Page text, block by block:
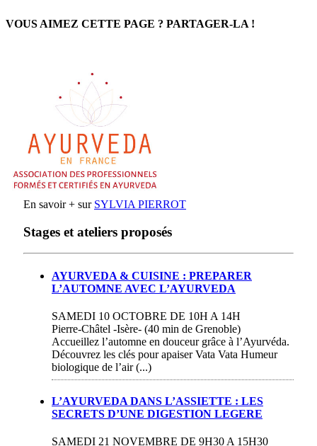
VOUS AIMEZ CETTE PAGE ? PARTAGER-LA !
En savoir + sur SYLVIA PIERROT
Stages et ateliers proposés
AYURVEDA & CUISINE : PREPARER
L’AUTOMNE AVEC L’AYURVEDA
SAMEDI 10 OCTOBRE DE 10H A 14H
Pierre-Châtel -Isère- (40 min de Grenoble)
Accueillez l’automne en douceur grâce à l’Ayurvéda.
Découvrez les clés pour apaiser Vata Vata Humeur
biologique de l’air (...)
L’AYURVEDA DANS L’ASSIETTE : LES
SECRETS D’UNE DIGESTION LEGERE
SAMEDI 21 NOVEMBRE DE 9H30 A 15H30